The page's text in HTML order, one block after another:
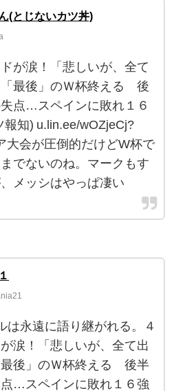
(とじないカツ丼)
が涙！「悲しいが、全て
最後」のＷ杯終える 後
点…スペインに敗れ１６
報知) u.lin.ee/wOZjeCj?
大会が圧倒的だけどW杯で
でないのね。マークもす
メッシはやっぱ凄い
は永遠に語り継がれる。４
涙！「悲しいが、全て出
後」のＷ杯終える 後半
点…スペインに敗れ１６強